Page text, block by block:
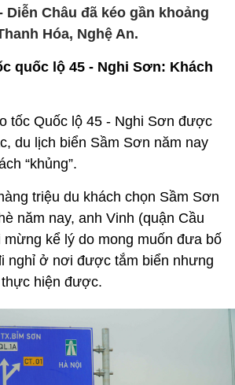
Châu đã kéo gần khoảng
Hóa, Nghệ An.
quốc lộ 45 - Nghi Sơn: Khách
tốc Quốc lộ 45 - Nghi Sơn được
du lịch biển Sầm Sơn năm nay
“khủng”.
triệu du khách chọn Sầm Sơn
năm nay, anh Vinh (quận Cầu
mừng kể lý do mong muốn đưa bố
nghỉ ở nơi được tắm biển nhưng
hiện được.